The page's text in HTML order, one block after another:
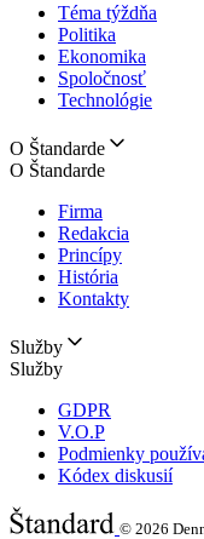
Téma týždňa
Politika
Ekonomika
Spoločnosť
Technológie
O Štandarde
O Štandarde
Firma
Redakcia
Princípy
História
Kontakty
Služby
Služby
GDPR
V.O.P
Podmienky
Kódex diskusií
© 2026